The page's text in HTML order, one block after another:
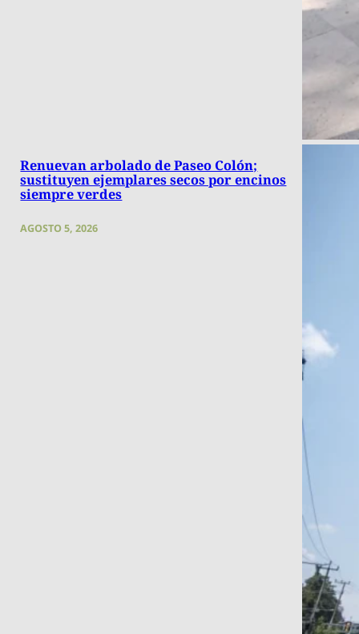
Renuevan arbolado de Paseo Colón;
sustituyen ejemplares secos por encinos
siempre verdes
AGOSTO 5, 2026